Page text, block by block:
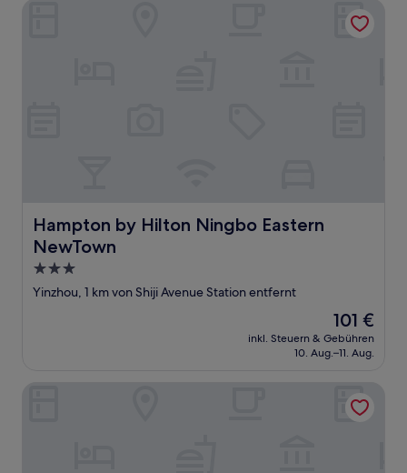
Hampton by Hilton Ningbo Eastern
NewTown
Hampton by Hilton Ningbo Eastern NewTown
3.0-
Sterne-
Yinzhou, 1 km von Shiji Avenue Station entfernt
Der
Preis
beträgt
101 €
inkl. Steuern & Gebühren
10. Aug.–11. Aug.